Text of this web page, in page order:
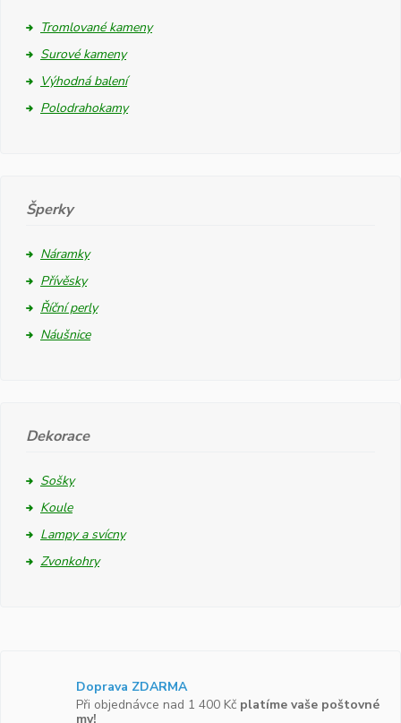
Tromlované kameny
Surové kameny
Výhodná balení
Polodrahokamy
Šperky
Náramky
Přívěsky
Říční perly
Náušnice
Dekorace
Sošky
Koule
Lampy a svícny
Zvonkohry
Doprava ZDARMA
Při objednávce nad 1 400 Kč platíme vaše poštovné
my!